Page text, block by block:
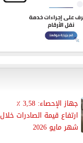
جهاز الإحصاء: 3,58 ٪
ارتفاع قيمة الصادرات خلال
شهر مايو 2026